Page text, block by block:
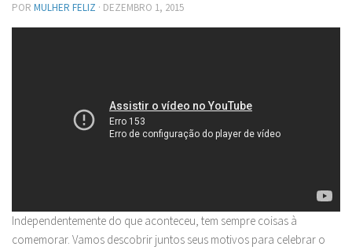
POR MULHER FELIZ · DEZEMBRO 1, 2015
Independentemente do que aconteceu, tem sempre coisas à
comemorar. Vamos descobrir juntos seus motivos para celebrar o